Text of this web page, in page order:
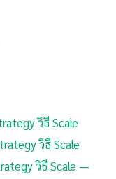
วิธี Scale
วิธี Scale
วิธี Scale —